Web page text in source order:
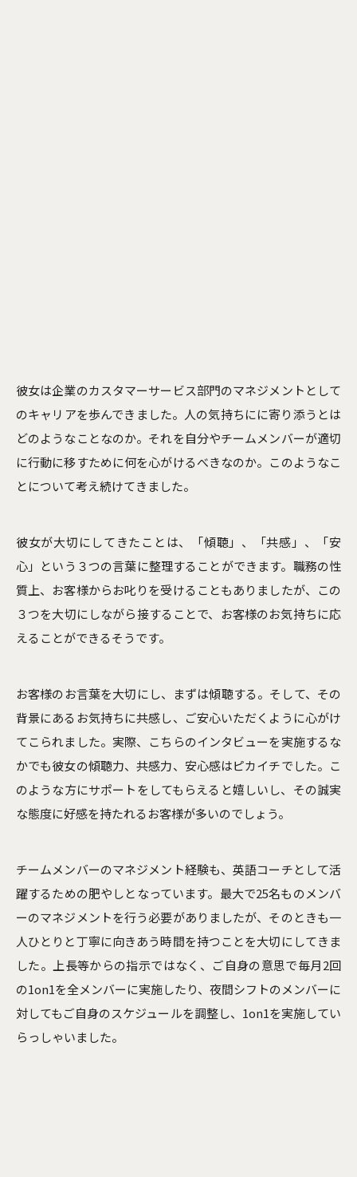
彼女は企業のカスタマーサービス部門のマネジメントとして
のキャリアを歩んできました。人の気持ちにに寄り添うとは
どのようなことなのか。それを自分やチームメンバーが適切
に行動に移すために何を心がけるべきなのか。このようなこ
とについて考え続けてきました。
彼女が大切にしてきたことは、「傾聴」、「共感」、「安
心」という３つの言葉に整理することができます。職務の性
質上、お客様からお叱りを受けることもありましたが、この
３つを大切にしながら接することで、お客様のお気持ちに応
えることができるそうです。
お客様のお言葉を大切にし、まずは傾聴する。そして、その
背景にあるお気持ちに共感し、ご安心いただくように心がけ
てこられました。実際、こちらのインタビューを実施するな
かでも彼女の傾聴力、共感力、安心感はピカイチでした。こ
のような方にサポートをしてもらえると嬉しいし、その誠実
な態度に好感を持たれるお客様が多いのでしょう。
チームメンバーのマネジメント経験も、英語コーチとして活
躍するための肥やしとなっています。最大で25名ものメンバ
ーのマネジメントを行う必要がありましたが、そのときも一
人ひとりと丁寧に向きあう時間を持つことを大切にしてきま
した。上長等からの指示ではなく、ご自身の意思で毎月2回
の1on1を全メンバーに実施したり、夜間シフトのメンバーに
対してもご自身のスケジュールを調整し、1on1を実施してい
らっしゃいました。